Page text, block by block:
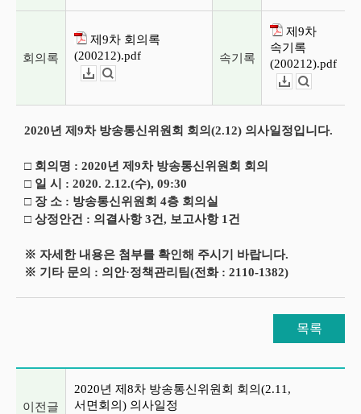
회의록
제9차 회의록
(200212).pdf
속기록
제9차
속기록
(200212).pdf
2020년 제9차 방송통신위원회 회의(2.12) 의사일정입니다.
□ 회의명 : 2020년 제9차 방송통신위원회 회의
□ 일 시 : 2020. 2.12.(수), 09:30
□ 장 소 : 방송통신위원회 4층 회의실
□ 상정안건 : 의결사항 3건, 보고사항 1건
※ 자세한 내용은 첨부를 확인해 주시기 바랍니다.
※ 기타 문의 : 의안·정책관리팀(전화 : 2110-1382)
목록
이전글
2020년 제8차 방송통신위원회 회의(2.11,
서면회의) 의사일정